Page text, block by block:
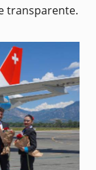
transparente.